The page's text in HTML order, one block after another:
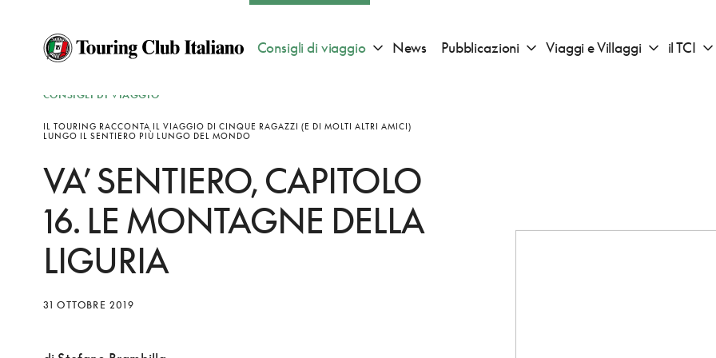
Consigli di viaggio Apri sotto menu "Consigli di viaggio"
News Pubblicazioni Apri sotto menu "Pubblicazioni"
Viaggi e Villaggi Apri sotto
il TCI
CONSIGLI DI VIAGGIO
IL TOURING RACCONTA IL VIAGGIO DI CINQUE RAGAZZI (E DI MOLTI ALTRI AMICI)
LUNGO IL SENTIERO PIÙ LUNGO DEL MONDO
VA’ SENTIERO, CAPITOLO
16. LE MONTAGNE DELLA
LIGURIA
31 OTTOBRE 2019